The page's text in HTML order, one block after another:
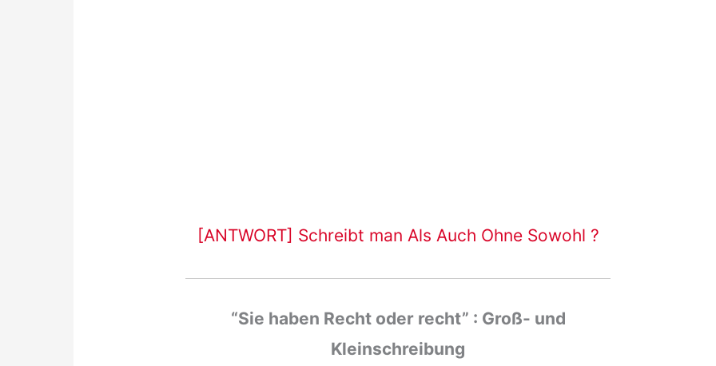
[ANTWORT] Schreibt man Als Auch Ohne Sowohl ?
“Sie haben Recht oder recht” : Groß- und
Kleinschreibung